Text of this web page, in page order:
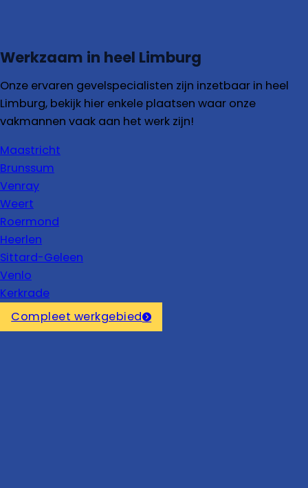
Werkzaam in heel Limburg
Onze ervaren gevelspecialisten zijn inzetbaar in heel
Limburg, bekijk hier enkele plaatsen waar onze
vakmannen vaak aan het werk zijn!
Maastricht
Brunssum
Venray
Weert
Roermond
Heerlen
Sittard-Geleen
Venlo
Kerkrade
Compleet werkgebied